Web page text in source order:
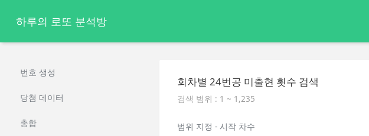
하루의 로또 분석방
번호 생성
당첨 데이터
총합
회차별 24번공 미출현 횟수 검색
검색 범위 : 1 ~ 1,235
범위 지정 - 시작 차수